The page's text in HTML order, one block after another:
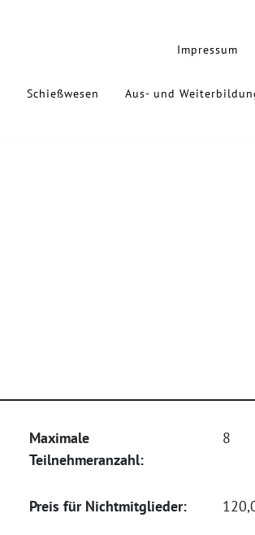
Impressum
Schießwesen Aus- und
Maximale
Teilnehmeranzahl:
8
Preis für Nichtmitglieder: